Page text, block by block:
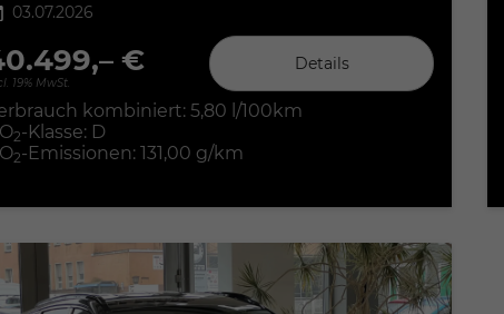
03.07.2026
€
19% MwSt.
Details
kombiniert:5,80 l/100km
2-Klasse: D
2-Emissionen:131,00 g/km